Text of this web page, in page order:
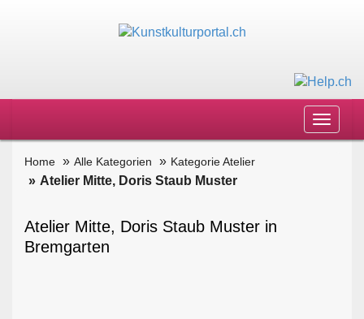
Toggle
Home Alle Kategorien Kategorie Atelier
Atelier Mitte, Doris Staub Muster
Atelier Mitte, Doris Staub Muster in
Bremgarten